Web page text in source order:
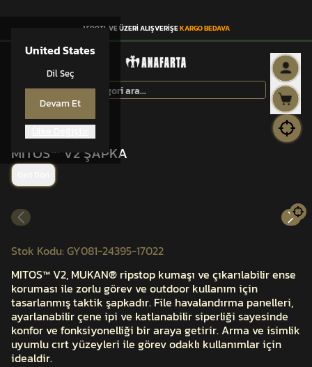
United States
Dil Seç
Devam Et
1.500TL VE ÜZERİ ALIŞVERİŞEKARGO BEDAVA
MİTOS™
MİTOS™ V2 ŞAPKA
Stok Kodu: GY081-24395-17022
MITOS™ V2, MUKAN® ripstop kumaşı ve çıkarılabilir ense
koruması ile zorlu görev ve outdoor kullanım için
tasarlanmış taktik şapkadır. File havalandırma panelleri,
ayarlanabilir çene ipi ve katlanabilir siperliği sayesinde
konfor ve fonksiyonelliği bir araya getirir. Arma ve isimlik
uyumlu cırt yüzeyleri ile görev odaklı kullanımlar için
idealdir.